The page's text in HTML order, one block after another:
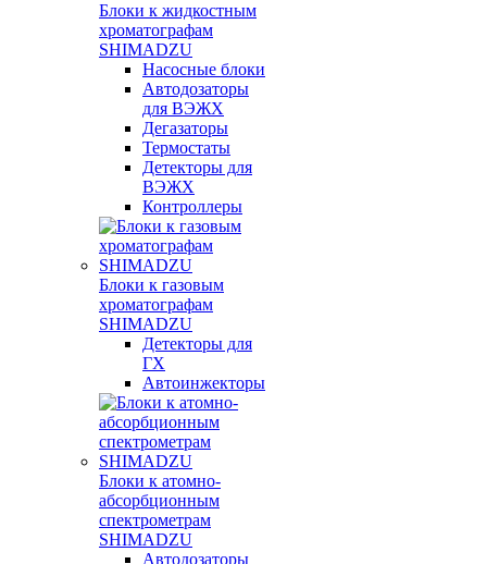
Блоки к жидкостным
хроматографам
SHIMADZU
Насосные блоки
Автодозаторы
для ВЭЖХ
Дегазаторы
Термостаты
Детекторы для
ВЭЖХ
Контроллеры
Блоки к газовым
хроматографам
SHIMADZU
Детекторы для
ГХ
Автоинжекторы
Блоки к атомно-
абсорбционным
спектрометрам
SHIMADZU
Автодозаторы